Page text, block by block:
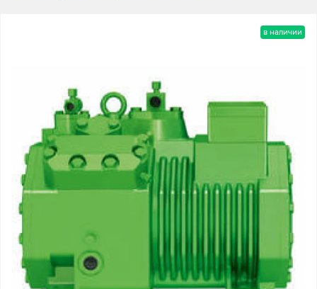
в наличии